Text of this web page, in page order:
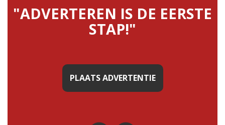
"ADVERTEREN IS DE EERSTE
STAP!"
PLAATS ADVERTENTIE